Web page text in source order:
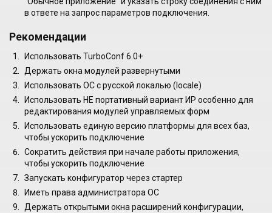
в ответе на запрос параметров подключения.
Рекомендации
Использовать TurboConf 6.0+
Держать окна модулей развернутыми
Использовать ОС с русской локалью (locale)
Использовать НЕ портативный вариант ИР особенно для
редактирования модулей управляемых форм
Использовать единую версию платформы для всех баз,
чтобы ускорить подключение
Сократить действия при начале работы приложения,
чтобы ускорить подключение
Запускать конфигуратор через стартер
Иметь права администратора ОС
Держать открытыми окна расширений конфигурации,